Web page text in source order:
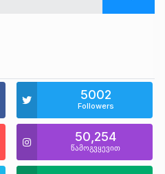
5002
Followers
50,254
წამოგვყევით